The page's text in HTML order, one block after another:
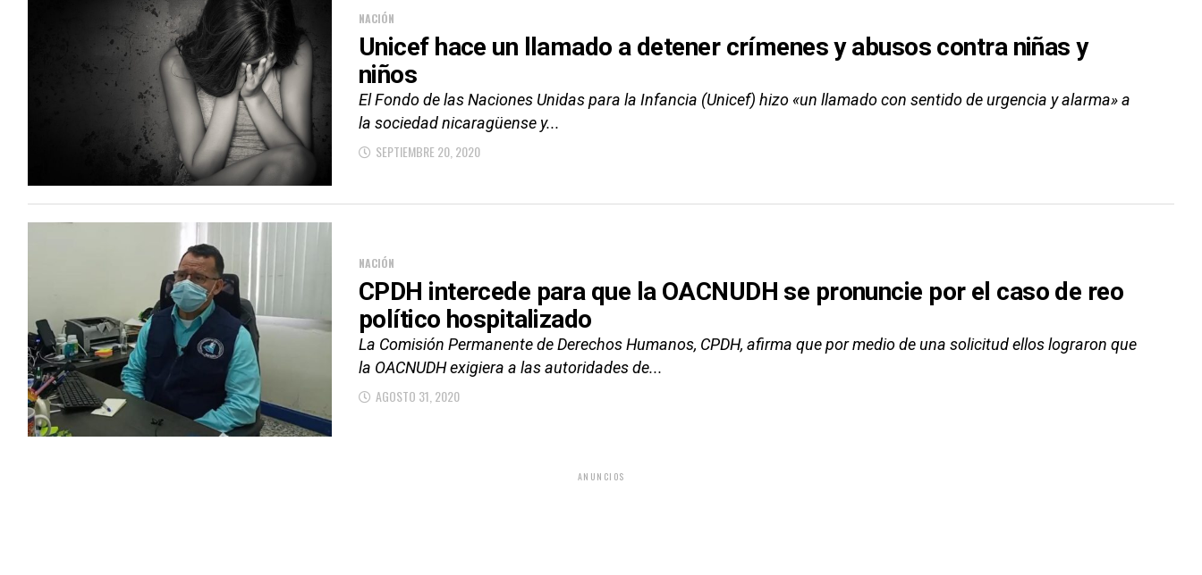
NACIÓN
Unicef hace un llamado a detener crímenes y abusos contra niñas y
niños
El Fondo de las Naciones Unidas para la Infancia (Unicef) hizo «un llamado con sentido de urgencia y alarma» a
la sociedad nicaragüense y...
SEPTIEMBRE 20, 2020
NACIÓN
CPDH intercede para que la OACNUDH se pronuncie por el caso de reo
político hospitalizado
La Comisión Permanente de Derechos Humanos, CPDH, afirma que por medio de una solicitud ellos lograron que
la OACNUDH exigiera a las autoridades de...
AGOSTO 31, 2020
ANUNCIOS